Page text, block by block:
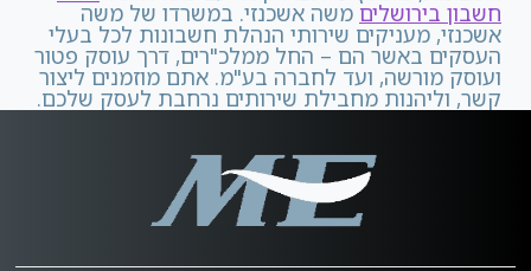
חשבון בירושלים משה אשכנזי. במשרדו של משה
אשכנזי, מעניקים שירותי הנהלת חשבונות לכל בעלי
העסקים באשר הם – החל ממלכ"רים, דרך עוסק פטור
ועוסק מורשה, ועד לחברה בע"מ. אתם מוזמנים ליצור
קשר, וליהנות מחבילת שירותים נרחבת לעסק שלכם.